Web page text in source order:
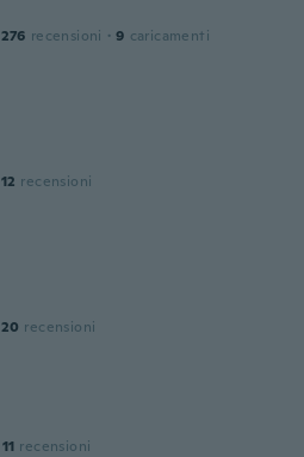
276 recensioni · 9 caricamenti
12 recensioni
20 recensioni
11 recensioni